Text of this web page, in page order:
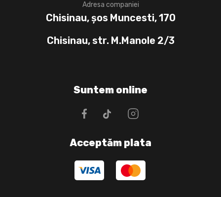
Adresa companiei
Chisinau, șos Muncesti, 170
Chisinau, str. M.Manole 2/3
Suntem online
Acceptăm plata